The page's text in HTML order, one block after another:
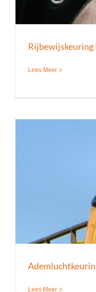
Rijbewijskeuring
Lees Meer
Lees Meer